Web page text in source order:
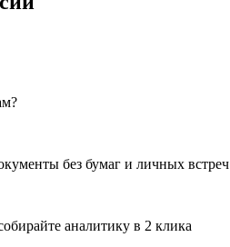
без бумаг и личных встреч
аналитику в 2 клика